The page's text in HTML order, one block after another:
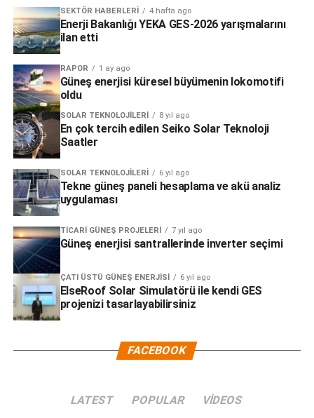
SEKTÖR HABERLERI 4 hafta ago
Enerji Bakanlığı YEKA GES-2026 yarışmalarını
ilan etti
RAPOR 1 ay ago
Güneş enerjisi küresel büyümenin lokomotifi
oldu
SOLAR TEKNOLOJILERI 8 yıl ago
En çok tercih edilen Seiko Solar Teknoloji
Saatler
SOLAR TEKNOLOJILERI 6 yıl ago
Tekne güneş paneli hesaplama ve akü analiz
uygulaması
TICARI GÜNEŞ PROJELERI 7 yıl ago
Güneş enerjisi santrallerinde inverter seçimi
ÇATI ÜSTÜ GÜNEŞ ENERJISI 6 yıl ago
ElseRoof Solar Simulatörü ile kendi GES
projenizi tasarlayabilirsiniz
FACEBOOK
LATEST POPULAR VIDEOS